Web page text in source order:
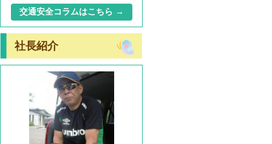
交通安全コラムはこちら →
社長紹介